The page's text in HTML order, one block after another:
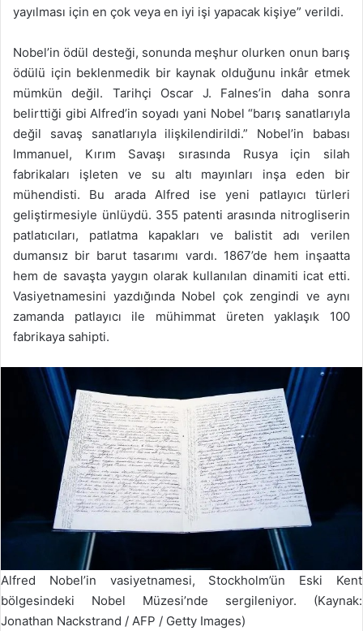
yayılması için en çok veya en iyi işi yapacak kişiye” verildi.
Nobel’in ödül desteği, sonunda meşhur olurken onun barış
ödülü için beklenmedik bir kaynak olduğunu inkâr etmek
mümkün değil. Tarihçi Oscar J. Falnes’in daha sonra
belirttiği gibi Alfred’in soyadı yani Nobel “barış sanatlarıyla
değil savaş sanatlarıyla ilişkilendirildi.” Nobel’in babası
Immanuel, Kırım Savaşı sırasında Rusya için silah
fabrikaları işleten ve su altı mayınları inşa eden bir
mühendisti. Bu arada Alfred ise yeni patlayıcı türleri
geliştirmesiyle ünlüydü. 355 patenti arasında nitrogliserin
patlatıcıları, patlatma kapakları ve balistit adı verilen
dumansız bir barut tasarımı vardı. 1867’de hem inşaatta
hem de savaşta yaygın olarak kullanılan dinamiti icat etti.
Vasiyetnamesini yazdığında Nobel çok zengindi ve aynı
zamanda patlayıcı ile mühimmat üreten yaklaşık 100
fabrikaya sahipti.
Alfred Nobel’in vasiyetnamesi, Stockholm’ün Eski Kent
bölgesindeki Nobel Müzesi’nde sergileniyor. (Kaynak:
Jonathan Nackstrand / AFP / Getty Images)